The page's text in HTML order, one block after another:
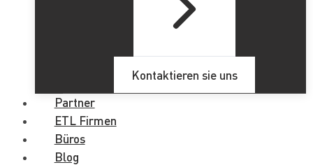
Kontaktieren sie uns
Partner
ETL Firmen
Büros
Blog